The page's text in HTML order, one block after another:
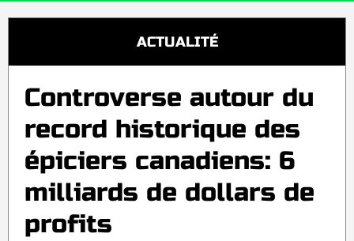
ACTUALITÉ
Controverse autour du
record historique des
épiciers canadiens: 6
milliards de dollars de
profits